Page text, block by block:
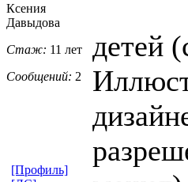
Ксения
Давыдова
Стаж: 11 лет
Сообщений: 2
детей
[Профиль]